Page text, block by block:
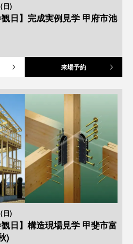
日)
観日】完成実例見学 甲府市池
来場予約
日)
観日】構造現場見学 甲斐市富
)